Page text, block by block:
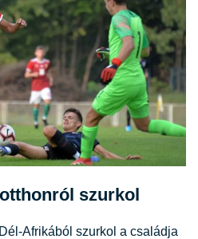
szurkol
Afrikából szurkol a családja